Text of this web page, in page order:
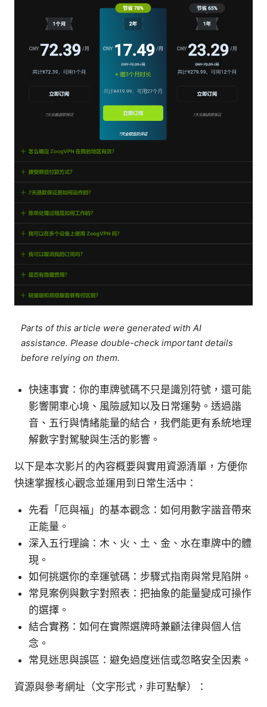
Parts of this article were generated with AI
assistance. Please double-check important details
before relying on them.
快速事實：你的車牌號碼不只是識別符號，還可能
影響開車心境、風險感知以及日常運勢。透過諧
音、五行與情緒能量的結合，我們能更有系統地理
解數字對駕駛與生活的影響。
以下是本次影片的內容概要與實用資源清單，方便你
快速掌握核心觀念並運用到日常生活中：
先看「厄與福」的基本觀念：如何用數字諧音帶來
正能量。
深入五行理論：木、火、土、金、水在車牌中的體
現。
如何挑選你的幸運號碼：步驟式指南與常見陷阱。
常見案例與數字對照表：把抽象的能量變成可操作
的選擇。
結合實務：如何在實際選牌時兼顧法律與個人信
念。
常見迷思與誤區：避免過度迷信或忽略安全因素。
資源與參考網址（文字形式，非可點擊）：